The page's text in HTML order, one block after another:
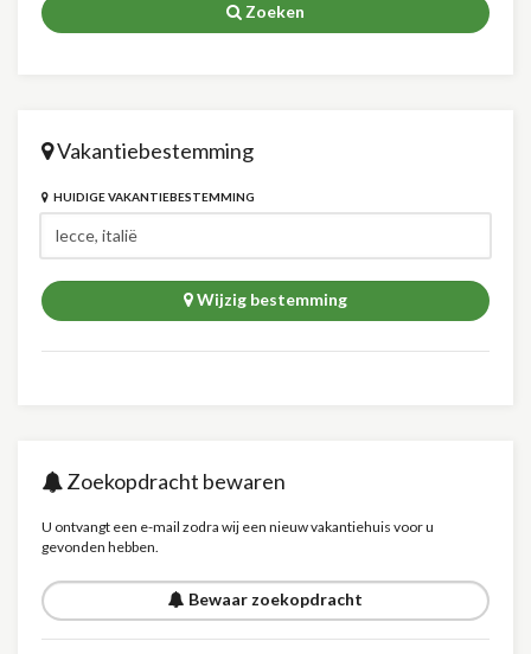
Zoeken
Vakantiebestemming
HUIDIGE VAKANTIEBESTEMMING
Wijzig bestemming
Zoekopdracht bewaren
U ontvangt een e-mail zodra wij een nieuw vakantiehuis voor u
gevonden hebben.
Bewaar zoekopdracht